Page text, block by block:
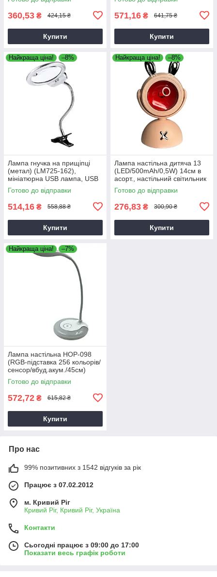
21,5см
360,53 ₴ 424,15 ₴
Купити
акумуляторна лампа
571,16 ₴ 641,75 ₴
Купити
Найкраща ціна! –8%
Лампа гнучка на прищіпці
(метал) (LM725-162),
мініатюрна USB лампа, USB
світильник
Готово до відправки
514,16 ₴ 558,88 ₴
Купити
Найкраща ціна! –8%
Лампа настільна дитяча 13
(LED/500mAh/0,5W) 14см в
асорт., настільний світильник
дитячий
Готово до відправки
276,83 ₴ 300,90 ₴
Купити
Найкраща ціна! –7%
Лампа настільна HOP-098
(RGB-підставка 256 кольорів/
сенсор/вбуд.акум./45см)
Готово до відправки
572,72 ₴ 615,82 ₴
Купити
Про нас
99% позитивних з 1542 відгуків за рік
Працює з 07.02.2012
м. Кривий Ріг
Кривий Ріг, Кривий Ріг, Україна
Контакти
Сьогодні працює з 09:00 до 17:00
Показати весь графік роботи